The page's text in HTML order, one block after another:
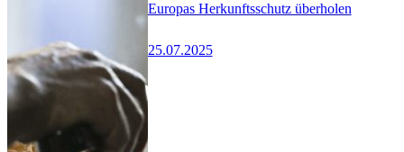
Europas Herkunftsschutz überholen
25.07.2025